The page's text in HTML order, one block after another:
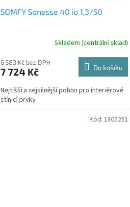
SOMFY Sonesse 40 io 1,3/50
Skladem (centrální sklad)
6 383 Kč bez DPH
7 724 Kč Do košíku
Nejtišší a nejsilnější pohon pro interiérové
stínicí prvky
Kód: 1805251